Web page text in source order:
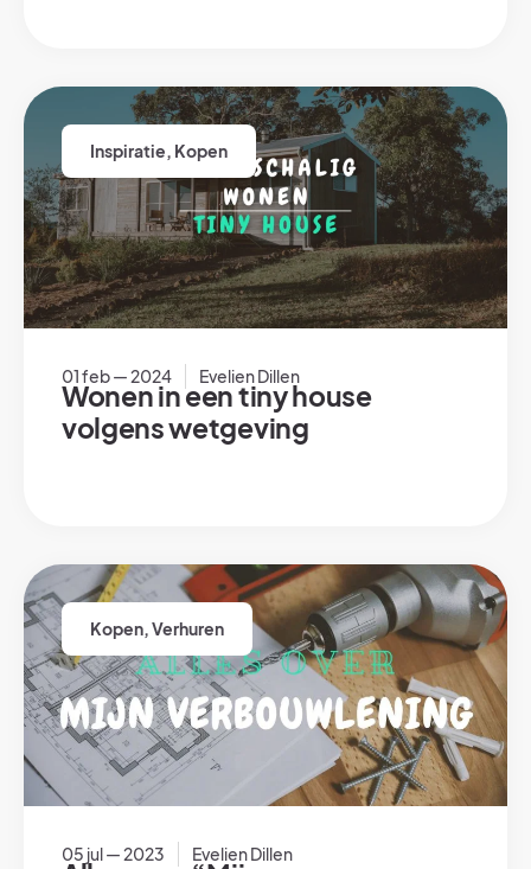
Inspiratie, Kopen
01 feb — 2024 Evelien Dillen
Wonen in een tiny house
volgens wetgeving
Kopen,Verhuren
05 jul — 2023 Evelien Dillen